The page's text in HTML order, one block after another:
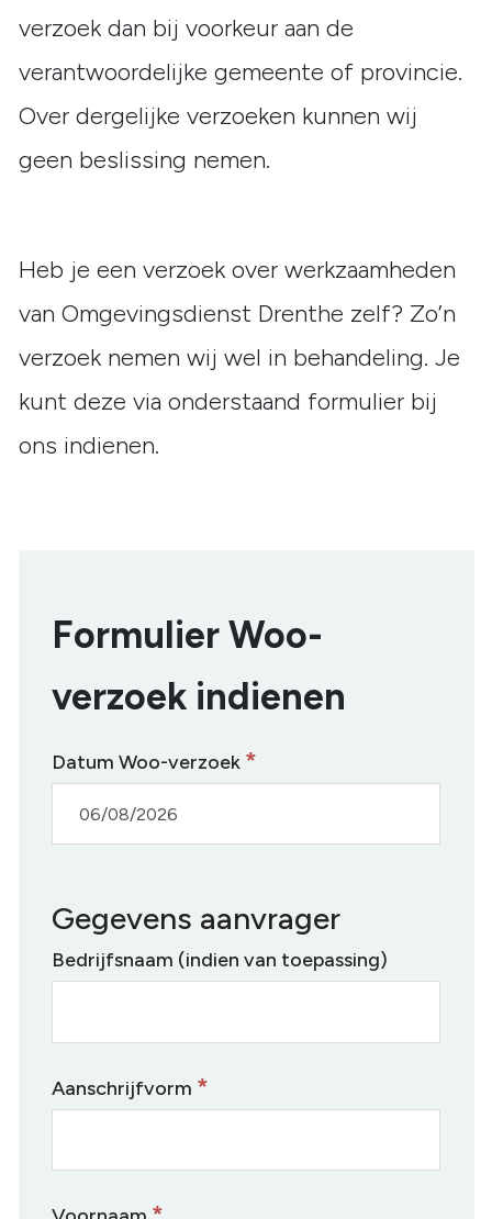
verzoek dan bij voorkeur aan de
verantwoordelijke gemeente of provincie.
Over dergelijke verzoeken kunnen wij
geen beslissing nemen.
Heb je een verzoek over werkzaamheden
van Omgevingsdienst Drenthe zelf? Zo’n
verzoek nemen wij wel in behandeling. Je
kunt deze via onderstaand formulier bij
ons indienen.
Formulier Woo-
verzoek indienen
F
r
u
l
r
o
Datum Woo-verzoek *
Gegevens aanvrager
Bedrijfsnaam (indien van toepassing)
Aanschrijfvorm *